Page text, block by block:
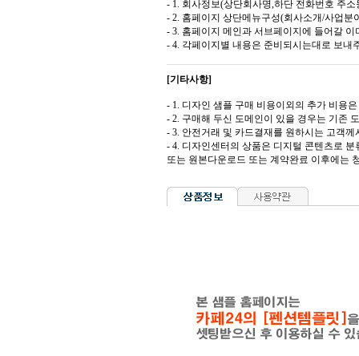
- 1. 회사정보(상단회사명,하단 전화번호 주소
- 2. 홈페이지 상단메뉴구성(회사소개/사업분
- 3. 홈페이지 메인과 서브페이지에 들어갈 이
- 4. 각페이지별 내용은 준비되시는대로 보내
[기타사항]
- 1. 디자인 샘플 구매 비용이외의 추가 비용
- 2. 구매해 두신 도메인이 있을 경우는 기존
- 3. 안전거래 및 카드결재를 원하시는 고객
- 4. 디자인센터의 상품은 디지털 콘텐츠로 분
또는 원본다운로드 또는 계약완료 이후에는